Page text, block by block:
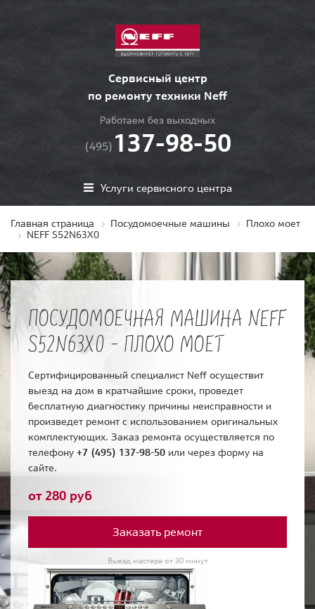
Сервисный центр
по ремонту техники Neff
Работаем без выходных
(495) 137-98-50
Услуги сервисного центра
Главная страница Посудомоечные машины
Плохо моет
NEFF S52N63X0
ПОСУДОМОЕЧНАЯ МАШИНА NEFF
S52N63X0 - ПЛОХО МОЕТ
Сертифицированный специалист Neff осуществит
выезд на дом в кратчайшие сроки, проведет
бесплатную диагностику причины неисправности и
произведет ремонт с использованием оригинальных
комплектующих. Заказ ремонта осуществляется по
телефону +7 (495) 137-98-50 или через форму на
сайте.
от 280 руб
Заказать ремонт
Выезд мастера от 30 минут